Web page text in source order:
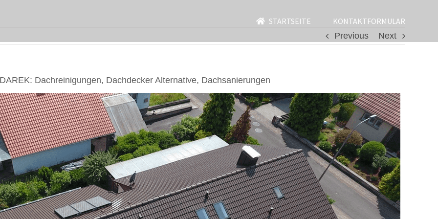
STARTSEITE
KONTAKTFORMULAR
Previous
Next
Dachreinigungen, Dachdecker Alternative, Dachsanierungen